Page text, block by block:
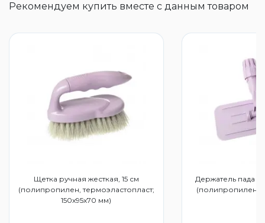
Рекомендуем купить вместе с данным товаром
Щетка ручная жесткая, 15 см
(полипропилен, термоэластопласт;
150х95х70 мм)
Держатель пада
(полипропилен;